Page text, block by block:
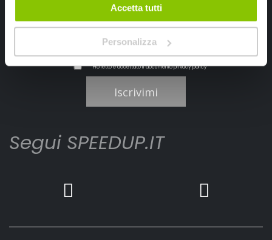
Accetta tutti
Personalizza
Ho letto e accettato il documentoprivacy policy
Iscrivimi
Segui SPEEDUP.IT